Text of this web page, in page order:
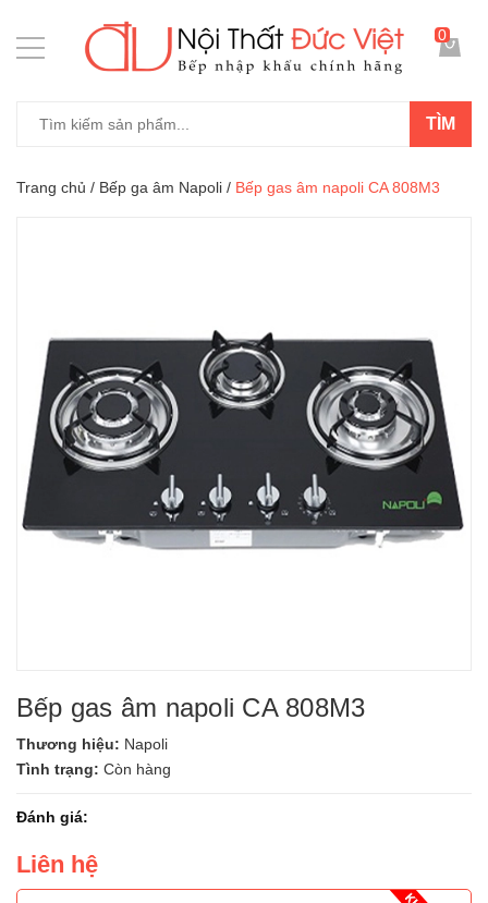
TÌM
0
Trang chủ / Bếp ga âm Napoli / Bếp gas âm napoli CA 808M3
Bếp gas âm napoli CA 808M3
Thương hiệu: Napoli
Tình trạng: Còn hàng
Đánh giá:
Liên hệ